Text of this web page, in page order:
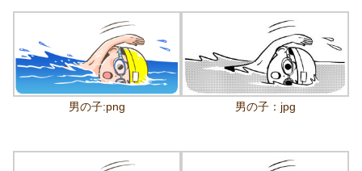
男の子:png 男の子：jpg